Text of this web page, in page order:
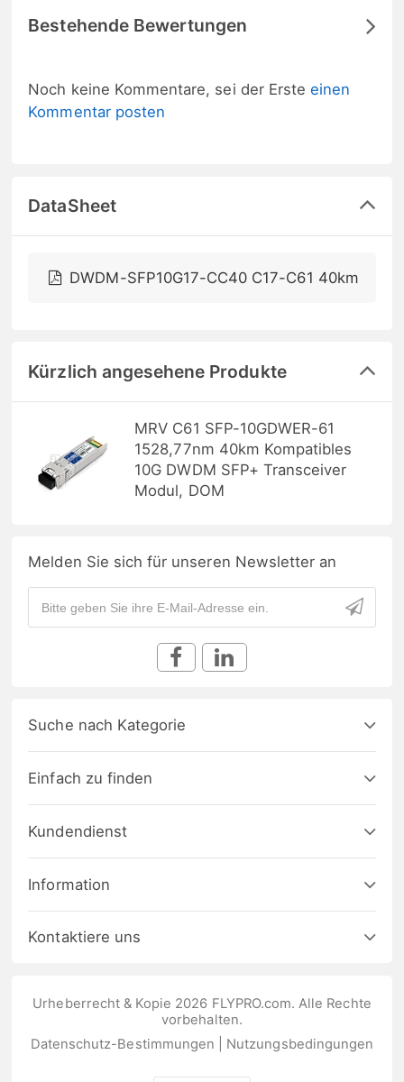
Bestehende Bewertungen
Noch keine Kommentare, sei der Ersteeinen
Kommentar posten
DataSheet
DWDM-SFP10G17-CC40 C17-C61 40km
Kürzlich angesehene Produkte
MRV C61 SFP-10GDWER-61
1528,77nm 40km Kompatibles
10G DWDM SFP+ Transceiver
Modul, DOM
Melden Sie sich für unseren Newsletter an
Suche nach Kategorie
Einfach zu finden
Kundendienst
Information
Kontaktiere uns
Urheberrecht & Kopie 2026 FLYPRO.com. Alle Rechte
vorbehalten.
Datenschutz-Bestimmungen
Nutzungsbedingungen